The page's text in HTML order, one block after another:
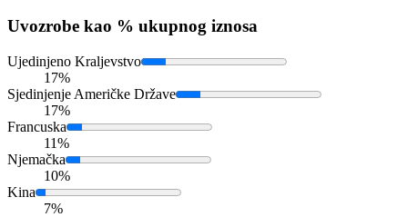
Uvozrobe kao % ukupnog iznosa
Ujedinjeno Kraljevstvo
17%
Sjedinjenje Američke Države
17%
Francuska
11%
Njemačka
10%
Kina
7%